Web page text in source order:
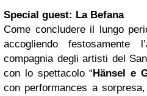
Special guest: La Befana
Come concludere il lungo
accogliendo festosamente
compagnia degli artisti del
con lo spettacolo “Hänsel e
con performances a